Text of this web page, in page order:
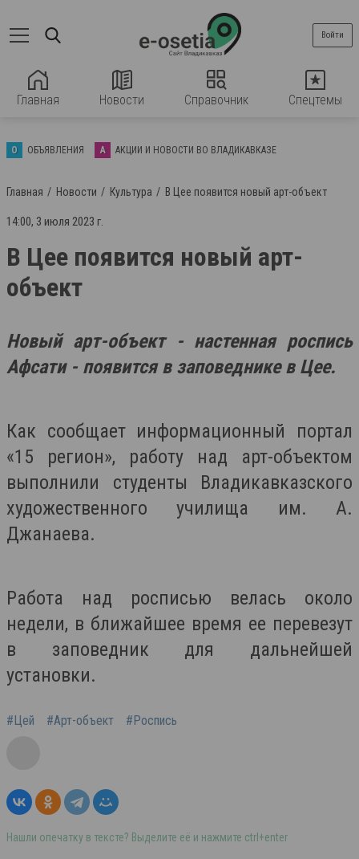
Главная Новости Справочник Спецтемы
Войти
О ОБЪЯВЛЕНИЯ А АКЦИИ И НОВОСТИ ВО ВЛАДИКАВКАЗЕ
Главная Новости Культура В Цее появится новый арт-объект
14:00, 3 июля 2023 г.
В Цее появится новый арт-
объект
Новый арт-объект - настенная роспись
Афсати - появится в заповеднике в Цее.
Как сообщает информационный портал
«15 регион», работу над арт-объектом
выполнили студенты Владикавказского
художественного училища им. А.
Джанаева.
Работа над росписью велась около
недели, в ближайшее время ее перевезут
в заповедник для дальнейшей
установки.
#Цей #Арт-объект #Роспись
Нашли опечатку в тексте? Выделите её и нажмите ctrl+enter